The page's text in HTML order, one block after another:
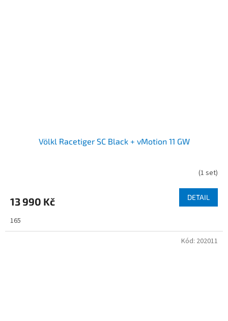
Völkl Racetiger SC Black + vMotion 11 GW
(1 set)
13 990 Kč DETAIL
165
Kód: 202011